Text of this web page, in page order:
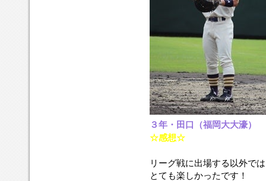
３年・田口（福岡大大濠）
☆感想☆
リーグ戦に出場する以外で
とても楽しかったです！